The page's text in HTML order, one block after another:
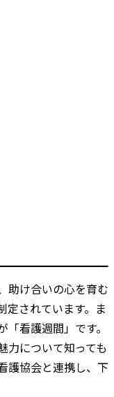
助け合いの心を育む
定されています。ま
看護週間」です。
力について知っても
護協会と連携し、下